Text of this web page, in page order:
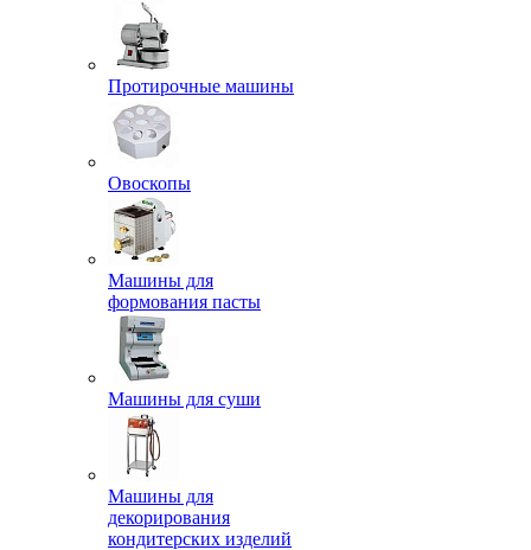
Протирочные машины
Овоскопы
Машины для
формования пасты
Машины для суши
Машины для
декорирования
кондитерских изделий